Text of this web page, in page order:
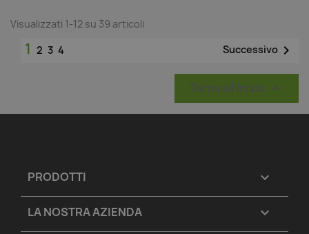
Visualizzati 1-12 su 39 articoli
1 2 3 4 Successivo 
Torna all'inizio 
PRODOTTI 
LA NOSTRA AZIENDA 